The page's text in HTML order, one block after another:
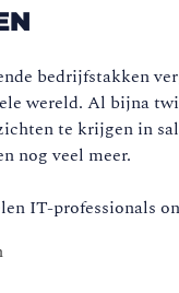
bedrijfstakken
wereld. Al bijna
te krijgen in
nog veel meer.
IT-professionals